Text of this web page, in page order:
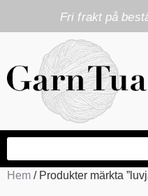
Fri frakt på
Hem / Produkter märkta